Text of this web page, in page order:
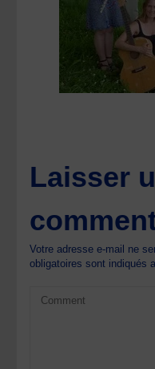
Laisser
Votre adresse e-mail ne
obligatoires sont indiqués